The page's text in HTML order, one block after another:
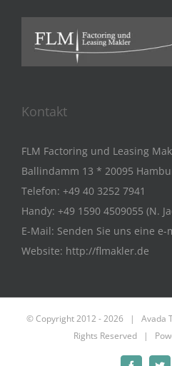
Kontakt
FLM Factoring und Leasing
Ballindamm 13 * 20095
Telefon: +49 40 3252 7941
Handy: +49 1590 4509055 (N.
E-Mail: Senden Sie uns eine e-
Website: http://flmakler.de
© Copyright 2012 -2026 | Avada
Rights Reserved |